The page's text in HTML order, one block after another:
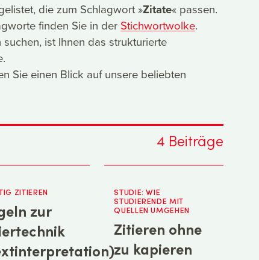
die zum Schlagwort »Zitate« passen.
finden Sie in der Stichwortwolke.
ist Ihnen das strukturierte
Sie einen Blick auf unsere beliebten
4 Beiträge
ZITIEREN
zur
STUDIE: WIE
STUDIERENDE MIT
QUELLEN UMGEHEN
Zitieren ohne
zu kapieren